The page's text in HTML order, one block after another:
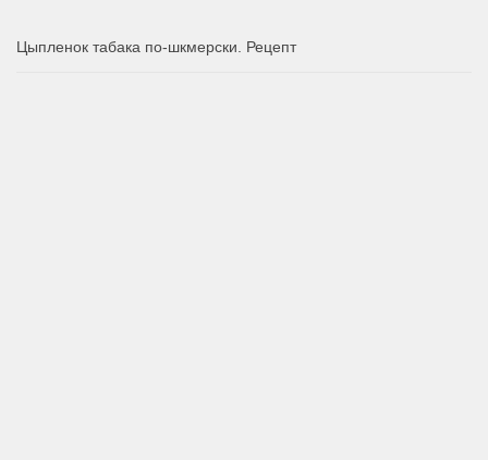
Цыпленок табака по-шкмерски. Рецепт